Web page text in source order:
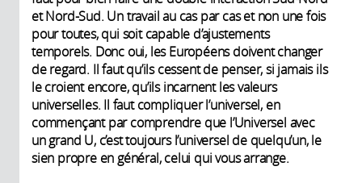
et Nord-Sud. Un travail au cas par cas et non une fois
pour toutes, qui soit capable d’ajustements
temporels. Donc oui, les Européens doivent changer
de regard. Il faut qu’ils cessent de penser, si jamais ils
le croient encore, qu’ils incarnent les valeurs
universelles. Il faut compliquer l’universel, en
commençant par comprendre que l’Universel avec
un grand U, c’est toujours l’universel de quelqu’un, le
sien propre en général, celui qui vous arrange.